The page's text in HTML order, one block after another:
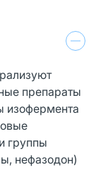
препараты
изофермента
группы
нефазодон)